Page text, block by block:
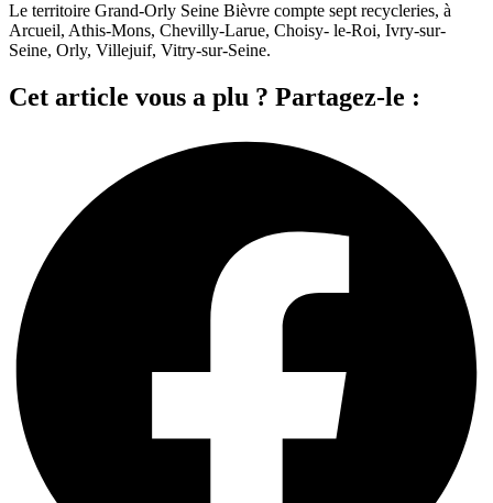
Le territoire Grand-Orly Seine Bièvre compte sept recycleries, à
Arcueil, Athis-Mons, Chevilly-Larue, Choisy- le-Roi, Ivry-sur-
Seine, Orly, Villejuif, Vitry-sur-Seine.
Cet article vous a plu ? Partagez-le :